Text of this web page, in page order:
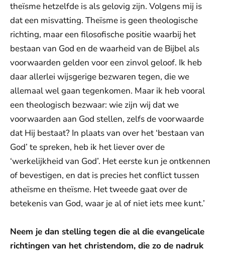
theïsme hetzelfde is als gelovig zijn. Volgens mij is
dat een misvatting. Theïsme is geen theologische
richting, maar een filosofische positie waarbij het
bestaan van God en de waarheid van de Bijbel als
voorwaarden gelden voor een zinvol geloof. Ik heb
daar allerlei wijsgerige bezwaren tegen, die we
allemaal wel gaan tegenkomen. Maar ik heb vooral
een theologisch bezwaar: wie zijn wij dat we
voorwaarden aan God stellen, zelfs de voorwaarde
dat Hij bestaat? In plaats van over het ‘bestaan van
God’ te spreken, heb ik het liever over de
‘werkelijkheid van God’. Het eerste kun je ontkennen
of bevestigen, en dat is precies het conflict tussen
atheïsme en theïsme. Het tweede gaat over de
betekenis van God, waar je al of niet iets mee kunt.’
Neem je dan stelling tegen die al die evangelicale
richtingen van het christendom, die zo de nadruk